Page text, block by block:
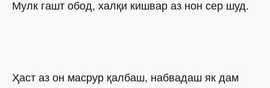
Мулк гашт обод, халқи кишвар аз нон сер шуд.
Ҳаст аз он масрур қалбаш, набвадаш як дам